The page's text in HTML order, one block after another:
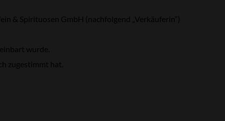
& Spirituosen GmbH (nachfolgend „Verkäuferin“)
wurde.
zugestimmt hat.